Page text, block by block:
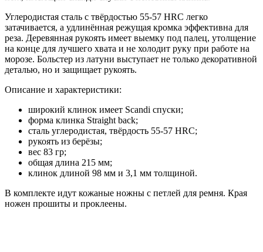
Углеродистая сталь с твёрдостью 55-57 HRC легко
затачивается, а удлинённая режущая кромка эффективна для
реза. Деревянная рукоять имеет выемку под палец, утолщение
на конце для лучшего хвата и не холодит руку при работе на
морозе. Больстер из латуни выступает не только декоративной
деталью, но и защищает рукоять.
Описание и характеристики:
широкий клинок имеет Scandi спуски;
форма клинка Straight back;
сталь углеродистая, твёрдость 55-57 HRC;
рукоять из берёзы;
вес 83 гр;
общая длина 215 мм;
клинок длиной 98 мм и 3,1 мм толщиной.
В комплекте идут кожаные ножны с петлей для ремня. Края
ножен прошиты и проклеены.